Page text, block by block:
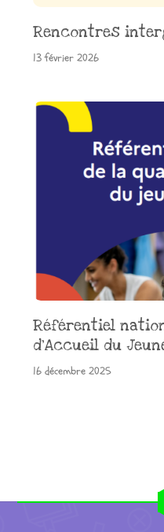
Rencontres
13 février 2026
Référentiel
d’Accueil du
16 décembre 2025